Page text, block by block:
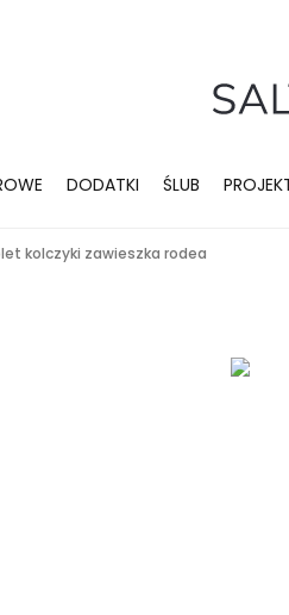
DODATKI ŚLUB
kolczyki zawieszka rodea